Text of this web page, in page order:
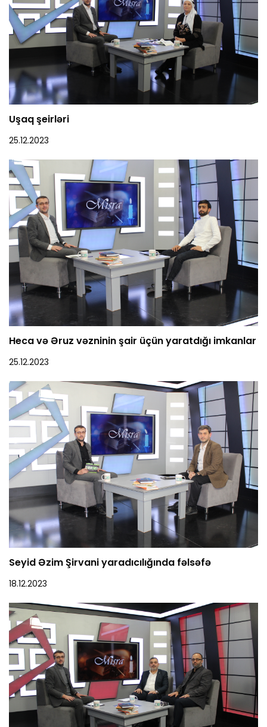
Uşaq şeirləri
25.12.2023
Heca və Əruz vəzninin şair üçün yaratdığı imkanlar
25.12.2023
Seyid Əzim Şirvani yaradıcılığında fəlsəfə
18.12.2023